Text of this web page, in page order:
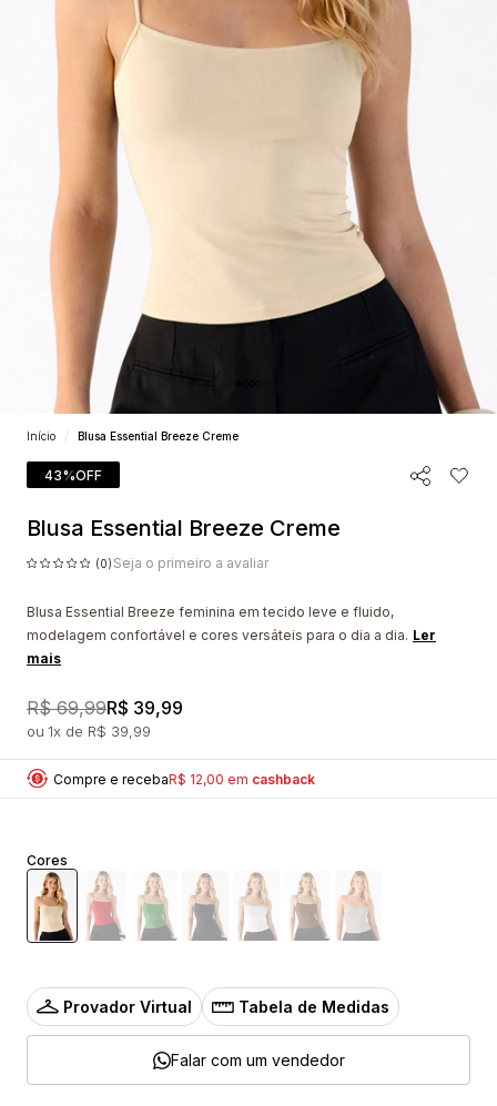
Início Blusa Essential Breeze Creme
43%OFF
Blusa Essential Breeze Creme
(0) Seja o primeiro a avaliar
Blusa Essential Breeze feminina em tecido leve e fluido,
modelagem confortável e cores versáteis para o dia a dia. Ler
mais
R$ 69,99R$ 39,99
1x R$ 39,99
Compre e recebaR$ 12,00 em cashback
Cores
Provador Virtual Tabela de Medidas
Falar com um vendedor